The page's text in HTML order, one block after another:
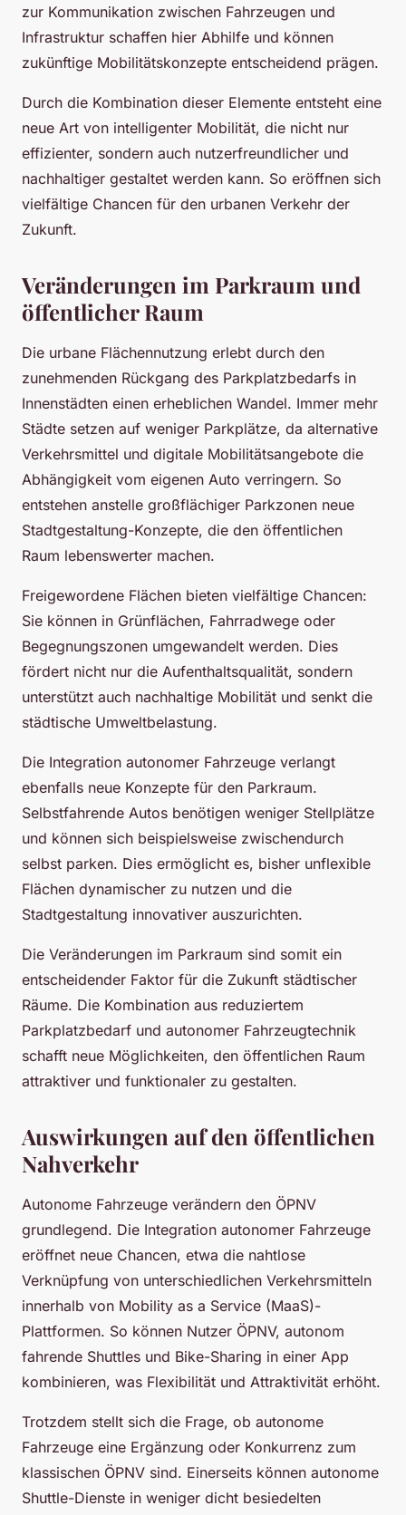
zur Kommunikation zwischen Fahrzeugen und
Infrastruktur schaffen hier Abhilfe und können
zukünftige Mobilitätskonzepte entscheidend prägen.
Durch die Kombination dieser Elemente entsteht eine
neue Art von intelligenter Mobilität, die nicht nur
effizienter, sondern auch nutzerfreundlicher und
nachhaltiger gestaltet werden kann. So eröffnen sich
vielfältige Chancen für den urbanen Verkehr der
Zukunft.
Veränderungen im Parkraum und
öffentlicher Raum
Die urbane Flächennutzung erlebt durch den
zunehmenden Rückgang des Parkplatzbedarfs in
Innenstädten einen erheblichen Wandel. Immer mehr
Städte setzen auf weniger Parkplätze, da alternative
Verkehrsmittel und digitale Mobilitätsangebote die
Abhängigkeit vom eigenen Auto verringern. So
entstehen anstelle großflächiger Parkzonen neue
Stadtgestaltung-Konzepte, die den öffentlichen
Raum lebenswerter machen.
Freigewordene Flächen bieten vielfältige Chancen:
Sie können in Grünflächen, Fahrradwege oder
Begegnungszonen umgewandelt werden. Dies
fördert nicht nur die Aufenthaltsqualität, sondern
unterstützt auch nachhaltige Mobilität und senkt die
städtische Umweltbelastung.
Die Integration autonomer Fahrzeuge verlangt
ebenfalls neue Konzepte für den Parkraum.
Selbstfahrende Autos benötigen weniger Stellplätze
und können sich beispielsweise zwischendurch
selbst parken. Dies ermöglicht es, bisher unflexible
Flächen dynamischer zu nutzen und die
Stadtgestaltung innovativer auszurichten.
Die Veränderungen im Parkraum sind somit ein
entscheidender Faktor für die Zukunft städtischer
Räume. Die Kombination aus reduziertem
Parkplatzbedarf und autonomer Fahrzeugtechnik
schafft neue Möglichkeiten, den öffentlichen Raum
attraktiver und funktionaler zu gestalten.
Auswirkungen auf den öffentlichen
Nahverkehr
Autonome Fahrzeuge verändern den ÖPNV
grundlegend. Die Integration autonomer Fahrzeuge
eröffnet neue Chancen, etwa die nahtlose
Verknüpfung von unterschiedlichen Verkehrsmitteln
innerhalb von Mobility as a Service (MaaS)-
Plattformen. So können Nutzer ÖPNV, autonom
fahrende Shuttles und Bike-Sharing in einer App
kombinieren, was Flexibilität und Attraktivität erhöht.
Trotzdem stellt sich die Frage, ob autonome
Fahrzeuge eine Ergänzung oder Konkurrenz zum
klassischen ÖPNV sind. Einerseits können autonome
Shuttle-Dienste in weniger dicht besiedelten